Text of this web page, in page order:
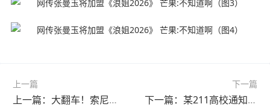
上一篇
上一篇：大翻车！索尼推广低质量PS5游戏遭玩家怒批
下一篇
下一篇：某211高校通知高数成绩差将请家长陪读 引发热议